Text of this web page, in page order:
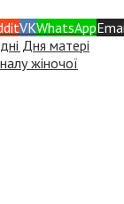
VKWhatsApp
Дня матері
жіночої